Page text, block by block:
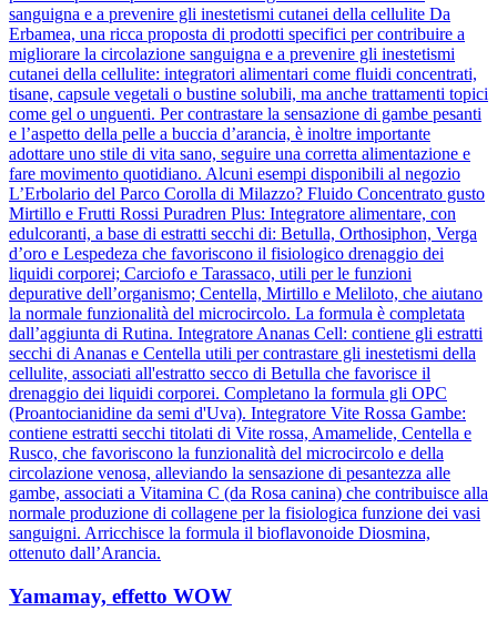
sanguigna e a prevenire gli inestetismi cutanei della cellulite Da
Erbamea, una ricca proposta di prodotti specifici per contribuire a
migliorare la circolazione sanguigna e a prevenire gli inestetismi
cutanei della cellulite: integratori alimentari come fluidi concentrati,
tisane, capsule vegetali o bustine solubili, ma anche trattamenti topici
come gel o unguenti. Per contrastare la sensazione di gambe pesanti
e l’aspetto della pelle a buccia d’arancia, è inoltre importante
adottare uno stile di vita sano, seguire una corretta alimentazione e
fare movimento quotidiano. Alcuni esempi disponibili al negozio
L’Erbolario del Parco Corolla di Milazzo? Fluido Concentrato gusto
Mirtillo e Frutti Rossi Puradren Plus: Integratore alimentare, con
edulcoranti, a base di estratti secchi di: Betulla, Orthosiphon, Verga
d’oro e Lespedeza che favoriscono il fisiologico drenaggio dei
liquidi corporei; Carciofo e Tarassaco, utili per le funzioni
depurative dell’organismo; Centella, Mirtillo e Meliloto, che aiutano
la normale funzionalità del microcircolo. La formula è completata
dall’aggiunta di Rutina. Integratore Ananas Cell: contiene gli estratti
secchi di Ananas e Centella utili per contrastare gli inestetismi della
cellulite, associati all'estratto secco di Betulla che favorisce il
drenaggio dei liquidi corporei. Completano la formula gli OPC
(Proantocianidine da semi d'Uva). Integratore Vite Rossa Gambe:
contiene estratti secchi titolati di Vite rossa, Amamelide, Centella e
Rusco, che favoriscono la funzionalità del microcircolo e della
circolazione venosa, alleviando la sensazione di pesantezza alle
gambe, associati a Vitamina C (da Rosa canina) che contribuisce alla
normale produzione di collagene per la fisiologica funzione dei vasi
sanguigni. Arricchisce la formula il bioflavonoide Diosmina,
ottenuto dall’Arancia.
Yamamay, effetto WOW